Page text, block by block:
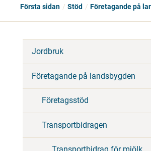
Första sidan Stöd Företagande på
Jordbruk
Företagande på landsbygden
Företagsstöd
Transportbidragen